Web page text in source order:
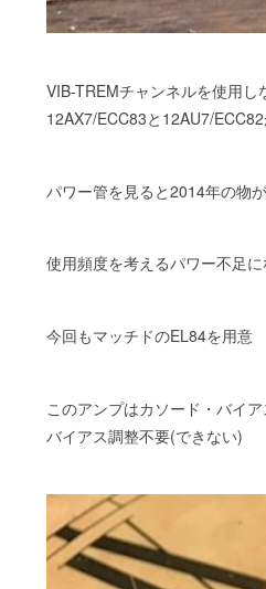
VIB-TREMチャンネルを使用
12AX7/ECC83と12AU7/
パワー管を見ると2014年の物
使用頻度を考えるパワー不足
今回もマッチドのEL84を用意
このアンプはカソード・バイア
バイアス調整不要(できない)